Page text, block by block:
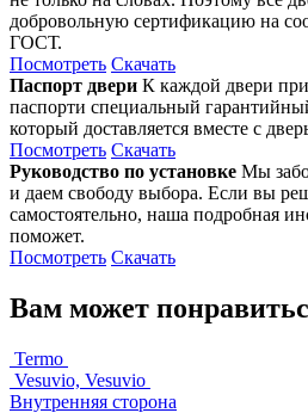
добровольную сертификацию на
ГОСТ.
Посмотреть Скачать
Паспорт двери К каждой двери
паспорти специальный
который доставляется вместе с
Посмотреть Скачать
Руководство по установке Мы
и даем свободу выбора. Если вы
самостоятельно, наша подробная
поможет.
Посмотреть Скачать
Вам может
Termo
Vesuvio, Vesuvio
Внутренняя сторона